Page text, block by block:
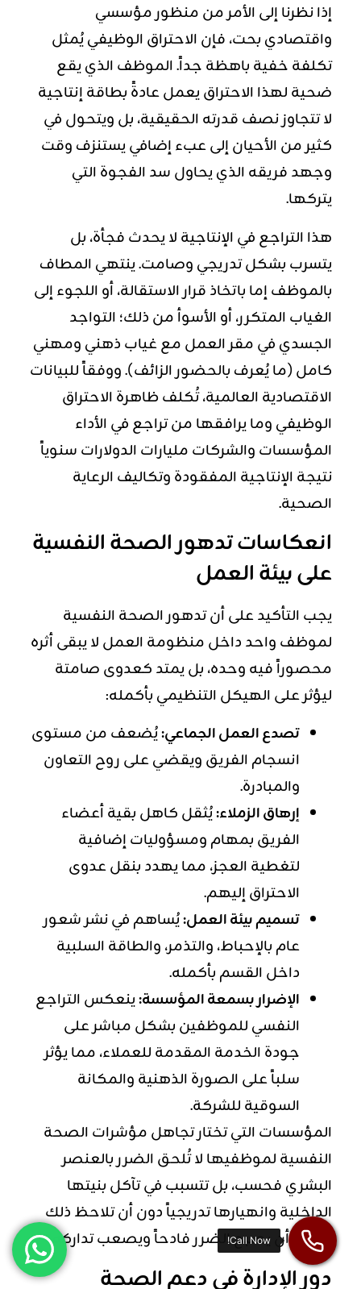
إذا نظرنا إلى الأمر من منظور مؤسسي
واقتصادي بحت، فإن الاحتراق الوظيفي يُمثل
تكلفة خفية باهظة جداً. الموظف الذي يقع
ضحية لهذا الاحتراق يعمل عادةً بطاقة إنتاجية
لا تتجاوز نصف قدرته الحقيقية، بل ويتحول في
كثير من الأحيان إلى عبء إضافي يستنزف وقت
وجهد فريقه الذي يحاول سد الفجوة التي
يتركها.
هذا التراجع في الإنتاجية لا يحدث فجأة، بل
يتسرب بشكل تدريجي وصامت. ينتهي المطاف
بالموظف إما باتخاذ قرار الاستقالة، أو اللجوء إلى
الغياب المتكرر، أو الأسوأ من ذلك؛ التواجد
الجسدي في مقر العمل مع غياب ذهني ومهني
كامل (ما يُعرف بالحضور الزائف). ووفقاً للبيانات
الاقتصادية العالمية، تُكلف ظاهرة الاحتراق
الوظيفي وما يرافقها من تراجع في الأداء
المؤسسات والشركات مليارات الدولارات سنوياً
نتيجة الإنتاجية المفقودة وتكاليف الرعاية
الصحية.
انعكاسات تدهور الصحة النفسية
على بيئة العمل
يجب التأكيد على أن تدهور الصحة النفسية
لموظف واحد داخل منظومة العمل لا يبقى أثره
محصوراً فيه وحده، بل يمتد كعدوى صامتة
ليؤثر على الهيكل التنظيمي بأكمله:
تصدع العمل الجماعي:يُضعف من مستوى
انسجام الفريق ويقضي على روح التعاون
والمبادرة.
إرهاق الزملاء:يُثقل كاهل بقية أعضاء
الفريق بمهام ومسؤوليات إضافية
لتغطية العجز، مما يهدد بنقل عدوى
الاحتراق إليهم.
تسميم بيئة العمل:يُساهم في نشر شعور
عام بالإحباط، والتذمر، والطاقة السلبية
داخل القسم بأكمله.
الإضرار بسمعة المؤسسة:ينعكس التراجع
النفسي للموظفين بشكل مباشر على
جودة الخدمة المقدمة للعملاء، مما يؤثر
سلباً على الصورة الذهنية والمكانة
السوقية للشركة.
المؤسسات التي تختار تجاهل مؤشرات الصحة
النفسية لموظفيها لا تُلحق الضرر بالعنصر
البشري فحسب، بل تتسبب في تآكل بنيتها
الداخلية وانهيارها تدريجياً دون أن تلاحظ ذلك
إلا بعد أن يصبح الضرر فادحاً ويصعب تداركه.
دور الإدارة في دعم الصحة